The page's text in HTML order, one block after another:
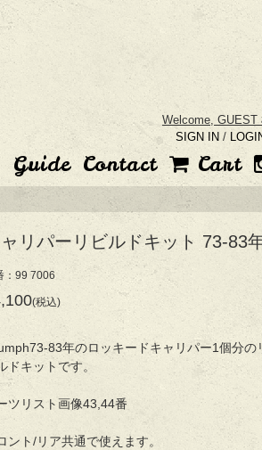
Welcome, GUEST
SIGN IN /
Guide Contact Cart
リパーリビルドキット 73-83
：99 7006
(税込)
83年のロッキードキャリパー1個分の
ドキットです。
ツリスト画像43,44番
ント/リア共通で使えます。